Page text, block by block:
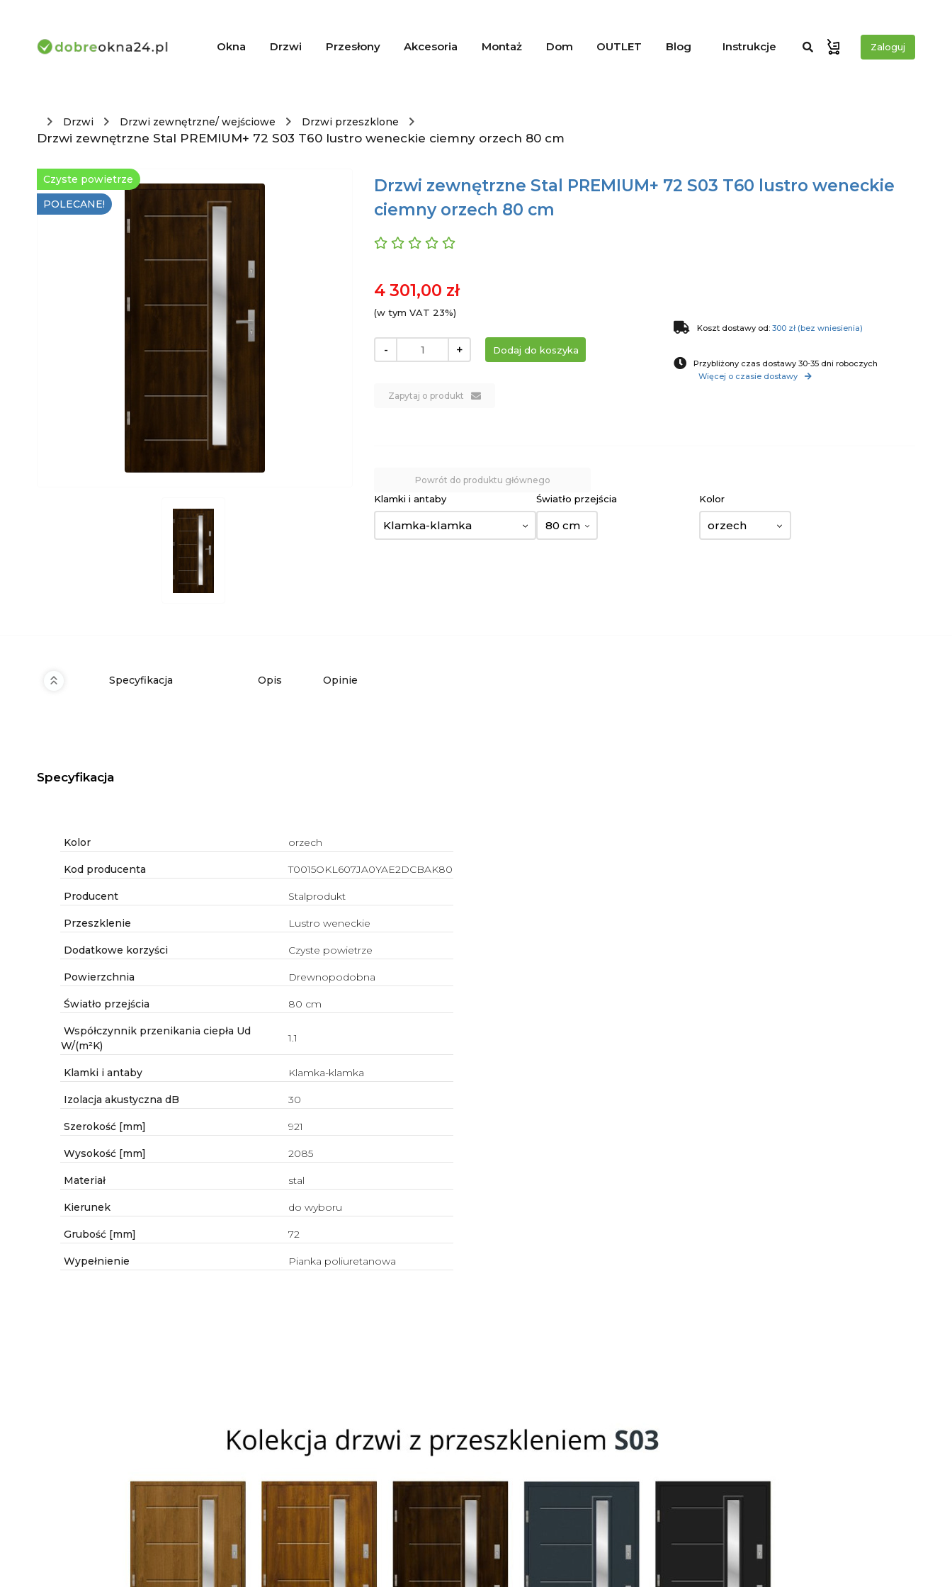
Okna Drzwi Przesłony Akcesoria Montaż Dom OUTLET Blog Instrukcje Zaloguj
Drzwi Drzwi zewnętrzne/ wejściowe Drzwi przeszklone
Drzwi zewnętrzne Stal PREMIUM+ 72 S03 T60 lustro weneckie ciemny orzech 80 cm
Czyste powietrze
POLECANE!
Drzwi zewnętrzne Stal PREMIUM+ 72 S03 T60 lustro weneckie
ciemny orzech 80 cm
4 301,00 zł
(w tym VAT 23%)
- +
Zapytaj o produkt
Koszt dostawy od:300 zł (bez wniesienia)
Przybliżony czas dostawy 30-35 dni roboczych
Więcej o czasie dostawy
Powrót do produktu głównego
Klamki i antaby
Klamka-klamka
Światło przejścia
80 cm
Kolor
orzech
Specyfikacja Opis Opinie
Specyfikacja
Kolor orzech
Kod producenta T0015OKL607JA0YAE2DCBAK80
Producent Stalprodukt
Przeszklenie Lustro weneckie
Dodatkowe korzyści Czyste powietrze
Powierzchnia Drewnopodobna
Światło przejścia 80 cm
Współczynnik przenikania ciepła Ud
W/(m²K)
1.1
Klamki i antaby Klamka-klamka
Izolacja akustyczna dB 30
Szerokość [mm] 921
Wysokość [mm] 2085
Materiał stal
Kierunek do wyboru
Grubość [mm] 72
Wypełnienie Pianka poliuretanowa